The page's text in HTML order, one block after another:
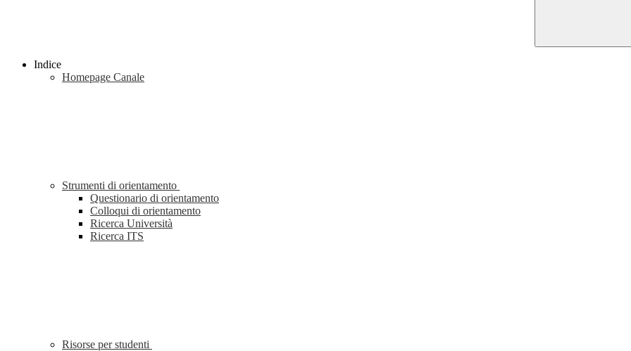
Indice
Homepage Canale
Strumenti di orientamento
Questionario di orientamento
Colloqui di orientamento
Ricerca Università
Ricerca ITS
Risorse per studenti